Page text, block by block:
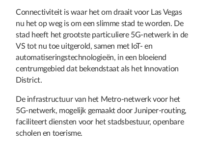
Connectiviteit is waar het om draait voor Las Vegas
nu het op weg is om een slimme stad te worden. De
stad heeft het grootste particuliere 5G-netwerk in de
VS tot nu toe uitgerold, samen met IoT- en
automatiseringstechnologieën, in een bloeiend
centrumgebied dat bekendstaat als het Innovation
District.
De infrastructuur van het Metro-netwerk voor het
5G-netwerk, mogelijk gemaakt door Juniper-routing,
faciliteert diensten voor het stadsbestuur, openbare
scholen en toerisme.